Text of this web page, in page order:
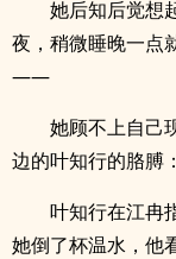
她后知后觉想
夜，稍微睡晚一点
——
她顾不上自己
边的叶知行的胳
叶知行在江冉
她倒了杯温水，他